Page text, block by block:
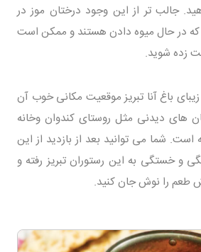
جالب تر از این وجود درختان موز در
در حال میوه دادن هستند و ممکن است
زده شوید.
زیبای باغ آنا تبریز موقعیت مکانی خوب آن
های دیدنی مثل روستای کندوان وخانه
است. شما می توانید بعد از بازدید از این
و خستگی به این رستوران تبریز رفته و
را نوش جان کنید.